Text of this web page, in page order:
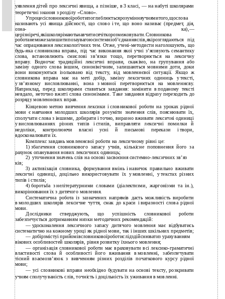
уявлення дітей про лексичні явища, а пізніше, в 3 класі, — на набуті школярами
теоретичні знання з розділу «Слово».
Упроцесісловниковоїроботипоглиблюєтьсярозумінняучнямитого,щослова
називають усі явища дійсності, що слово і те, що воно називає (предмет, дія,
озна- ка),—
церізніречі,якішколярімаютьнавчитисячіткорозмежовувати.Словникова
роботанеможезалишитипозаувагоюсистемніоб’єднанняслів,якірозглядаються під
час опрацювання лексикологічних тем. Отже, учені-методисти наголошують, що
будь-яка словникова вправа, під час виконання якої учні з’ясовують семантику
слова, встановлюють смислові зв’язки тощо, перетворюється на лексичну
вправу. Водночас традиційні лексичні вправи, скажімо, на групування або
заміну одного слова іншим, синонімічним, залишаються мовними доти, доки
вони виконуються ізольовано від тексту, від мовленнєвої ситуації. Якщо ж
словникова вправа має на меті добір, заміну лексичних одиниць у тексті,
у зв’язному висловлюванні, вона з мовної перетворюється на мовленнєву.
Наприклад, перед школярами ставиться завдання: замінити в поданому тексті
невдало, неточно вжиті слова синонімами. Таке завдання відразу переходить до
розряду мовленнєвих вправ.
Кінцевою метою вивчення лексики і словникової роботи на уроках рідної
мови є навчання молодших школярів розуміти значення слів, пояснювати їх,
сполучати слова з іншими, добирати і точно, виразно вживати лексичні одиниці
у висловлюваннях різних типів і стилів, виправляти лексичні помилки й
недоліки, контролюючи власні усні й письмові перекази і твори,
вдосконалювати їх.
Комплекс завдань мовленнєвої роботи на лексичному рівні це:
1) збагачення словникового запасу учнів, кількісне поповнення його за
рахунок опанування нових лексичних одиниць;
2) уточнення значень слів на основі засвоєннясистемно-лексичних зв’яз­
ків;
3) активізація словника, формування вмінь і навичок правильно вживати
лексичні одиниці, доцільно використовувати їх у мовленні, у текстах різних
типів і стилів;
4) боротьба з нелітературними словами (діалектизми, жаргонізми та ін.),
викорінювання їх з дитячого мовлення.
Систематична робота із зазначених напрямів дасть можливість виробити
в молодших школярів лексичне чуття, смак до краси і виразності слова рідної
мови.
Дослідники стверджують, що успішність словникової роботи
забезпечується дотриманням низки методичних рекомендацій:
— удосконалення лексичного запасу дитячого мовлення має відбуватись
систематично на кожному уроці як рідної мови, так і інших шкільних предметів;
— добірзмістуі прийомівсловниковоїроботислідздійснюватиз урахуванням
вікових особливостей школярів, рівня розвитку їхнього мовлення;
— організація словникової роботи має враховувати всі лексико-граматичні
властивості слова й особливості його вживання в мовленні, забезпечувати
тісний взаємозв’язок з вивченням різних розділів початкового курсу рідної
мови;
— усі словникові вправи необхідно будувати на основі тексту, розкривати
учням сполучуваність слів, точність і доцільність їх уживання в мовленні.